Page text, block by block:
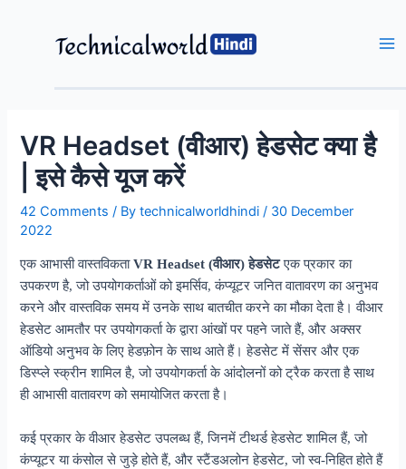
VR Headset (वीआर) हेडसेट क्या है
| इसे कैसे यूज करें
42 Comments / Bytechnicalworldhindi/ 30 December
2022
एक आभासी वास्तविकताVR Headset(वीआर) हेडसेटएक प्रकार का
उपकरण है, जो उपयोगकर्ताओं को इमर्सिव, कंप्यूटर जनित वातावरण का अनुभव
करने और वास्तविक समय में उनके साथ बातचीत करने का मौका देता है। वीआर
हेडसेट आमतौर पर उपयोगकर्ता के द्वारा आंखों पर पहने जाते हैं, और अक्सर
ऑडियो अनुभव के लिए हेडफ़ोन के साथ आते हैं। हेडसेट में सेंसर और एक
डिस्प्ले स्क्रीन शामिल है, जो उपयोगकर्ता के आंदोलनों को ट्रैक करता है साथ
ही आभासी वातावरण को समायोजित करता है।
कई प्रकार के वीआर हेडसेट उपलब्ध हैं, जिनमें टीथर्ड हेडसेट शामिल हैं, जो
कंप्यूटर या कंसोल से जुड़े होते हैं, और स्टैंडअलोन हेडसेट, जो स्व-निहित होते हैं